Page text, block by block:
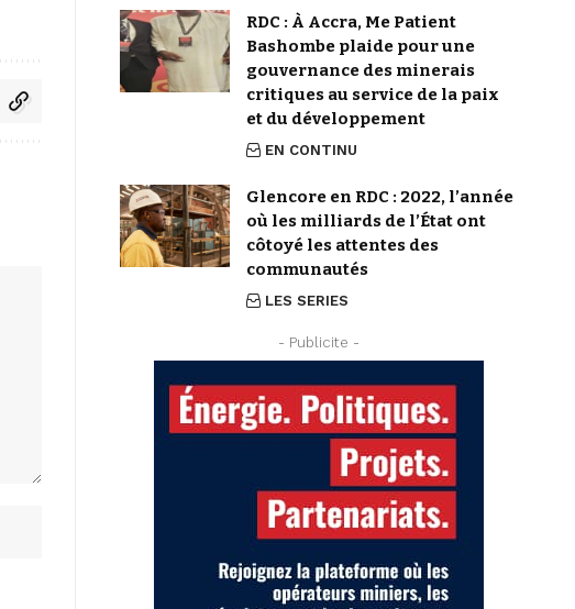
RDC : À Accra, Me Patient
Bashombe plaide pour une
gouvernance des minerais
critiques au service de la paix
et du développement
EN CONTINU
Glencore en RDC : 2022, l’année
où les milliards de l’État ont
côtoyé les attentes des
communautés
LES SERIES
- Publicite -